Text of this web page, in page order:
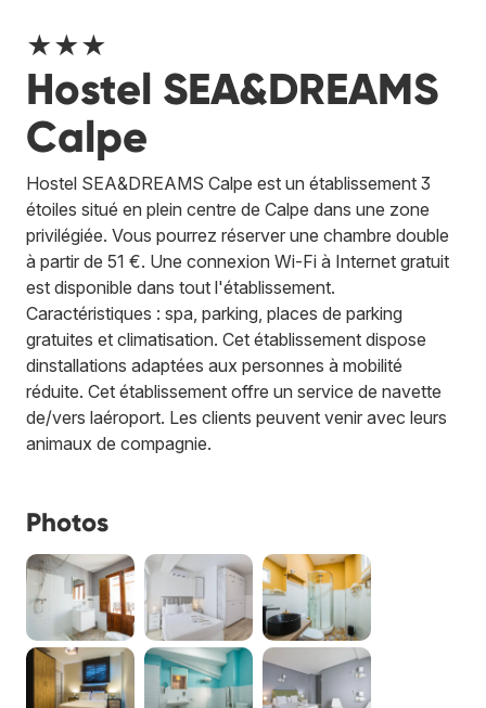
★★★
Hostel SEA&DREAMS
Calpe
Hostel SEA&DREAMS Calpe est un établissement 3
étoiles situé en plein centre de Calpe dans une zone
privilégiée. Vous pourrez réserver une chambre double
à partir de 51 €. Une connexion Wi-Fi à Internet gratuit
est disponible dans tout l'établissement.
Caractéristiques : spa, parking, places de parking
gratuites et climatisation. Cet établissement dispose
dinstallations adaptées aux personnes à mobilité
réduite. Cet établissement offre un service de navette
de/vers laéroport. Les clients peuvent venir avec leurs
animaux de compagnie.
Photos